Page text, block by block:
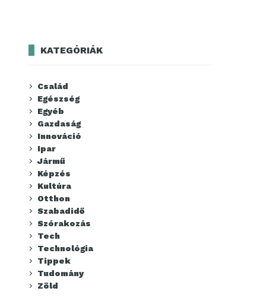
KATEGÓRIÁK
Család
Egészség
Egyéb
Gazdaság
Innováció
Ipar
Jármű
Képzés
Kultúra
Otthon
Szabadidő
Szórakozás
Tech
Technológia
Tippek
Tudomány
Zöld